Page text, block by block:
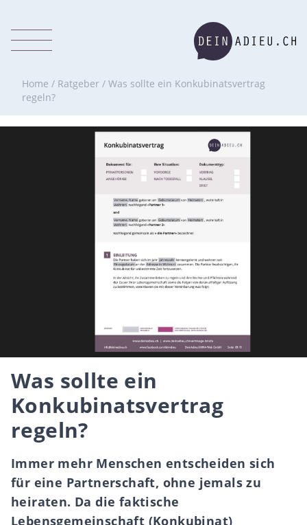
Home / Ratgeber / Was sollte ein Konkubinatsvertrag
regeln?
Was sollte ein
Konkubinatsvertrag
regeln?
Immer mehr Menschen entscheiden sich
für eine Partnerschaft, ohne jemals zu
heiraten. Da die faktische
Lebensgemeinschaft (Konkubinat)